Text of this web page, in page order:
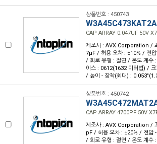
상품번호 : 450743
W3A45C473KAT2A
CAP ARRAY 0.047UF 50V
제조사 : AVX Corporation /
7µF / 허용 오차 : ±10% / 전
/ 회로 유형 : 절연 / 온도 계수
이스 : 0612(1632 미터법) /
/ 높이 - 장착(최대) :
상품번호 : 450742
CAP ARRAY 4700PF 50V
제조사 : AVX Corporation /
pF / 허용 오차 : ±20% / 전압
/ 회로 유형 : 절연 / 온도 계수